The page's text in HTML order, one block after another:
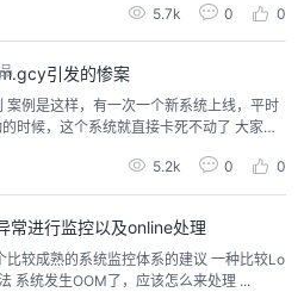
5.7k 0 0
引发的惨案
，这个系统就直接卡死不动了 大家注
5.2k 0 0
常进行监控以及online处理
w的JVM OOM问题的被动发现方法 系统发生OOM了，应该怎么来处理 ...